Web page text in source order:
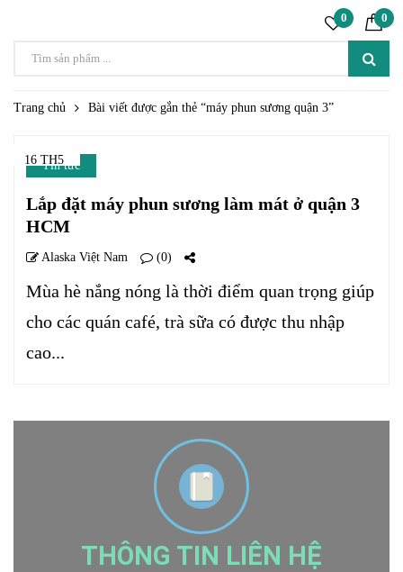
0 0
Trang chủ Bài viết được gắn thẻ “máy phun sương quận 3”
16 TH5
Tin tức
Lắp đặt máy phun sương làm mát ở quận 3
HCM
Alaska Việt Nam (0)
Mùa hè nắng nóng là thời điểm quan trọng giúp
cho các quán café, trà sữa có được thu nhập
cao...
THÔNG TIN LIÊN HỆ